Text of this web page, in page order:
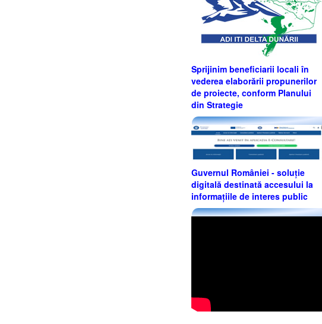
Sprijinim beneficiarii locali în
vederea elaborării propunerilor
de proiecte, conform Planului
din Strategie
Guvernul României - soluție
digitală destinată accesului la
informațiile de interes public